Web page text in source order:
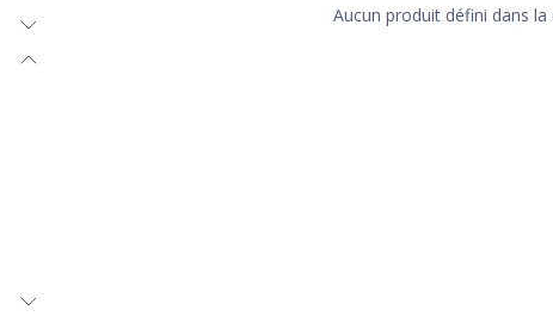
Aucun produit défini dans